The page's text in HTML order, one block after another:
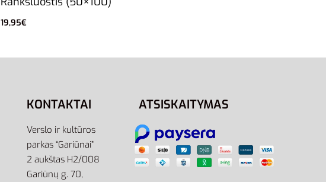
19,95€
KONTAKTAI
Verslo ir kultūros
parkas “Gariūnai”
2 aukštas H2/008
Gariūnų g. 70,
ATSISKAITYMAS